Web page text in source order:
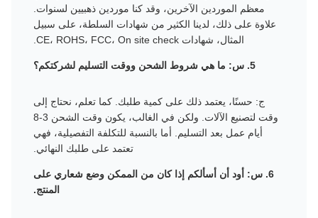
معظم الموردين الآخرين، وقد كنا موردين ذهبيين لسنوات.
علاوة على ذلك، لدينا الكثير من شهادات السلطة، على سبيل
المثال، شهادات CE، ROHS، FCC، On site check.
5. س: ما هي شروط الشحن ووقت التسليم لشركتكم؟
ج: حسنًا، يعتمد ذلك على كمية طلبك. كما تعلم، نحتاج إلى
وقت لتصنيع الآلات. ولكن في الغالب، يكون وقت الشحن 3-8
أيام عمل بعد التسليم. أما بالنسبة للتكلفة التفصيلية، فهي
تعتمد على طلبك النهائي.
6. س: أود أن أسألكم إذا كان من الممكن وضع شعاري على
المنتج.